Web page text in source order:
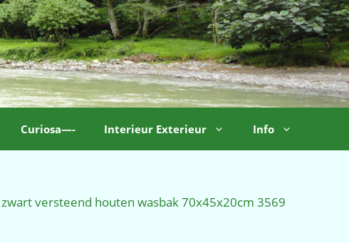
Curiosa—- Interieur Exterieur Info
versteend houten wasbak 70x45x20cm 3569